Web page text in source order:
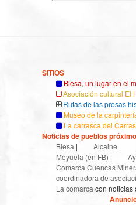
SITIOS
Blesa, un lugar en el
Asociación cultural El
Rutas de las presas
Museo de la
La carrasca del
Noticias de pueblos
Blesa | Alcaine |
Moyuela (en FB) |
Comarca Cuencas
coordinadora de
La comarca con noticias